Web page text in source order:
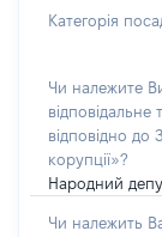
Категорія
Чи належите
відповідно до
корупції»?
Народний
Чи належить